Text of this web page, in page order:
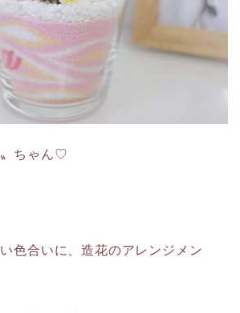
〟ちゃん♡
色合いに、造花のアレンジメン